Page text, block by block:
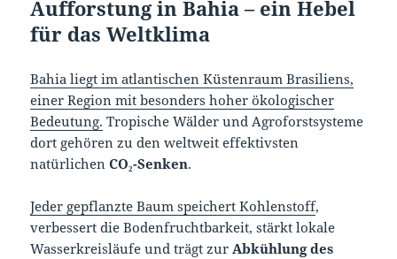
Aufforstung in Bahia – ein Hebel
für das Weltklima
Bahia liegt im atlantischen Küstenraum Brasiliens,
einer Region mit besonders hoher ökologischer
Bedeutung. Tropische Wälder und Agroforstsysteme
dort gehören zu den weltweit effektivsten
natürlichenCO₂-Senken.
Jeder gepflanzte Baum speichert Kohlenstoff,
verbessert die Bodenfruchtbarkeit, stärkt lokale
Wasserkreisläufe und trägt zurAbkühlung des